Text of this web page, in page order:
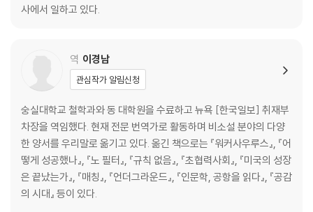
21 매의 눈 ‘쉐량’
22 재현된 아름다움, 둥관 캠퍼스
23 엿듣는 국가
24 인질 외교
25 워털루
26 공판
27 환영받는 영웅
28 블랙 스완
사에서 일하고 있다.
역 이경남
관심작가 알림신청
숭실대학교 철학과와 동 대학원을 수료하고 뉴욕 [한국일보] 취재부
차장을 역임했다. 현재 전문 번역가로 활동하며 비소설 분야의 다양
한 양서를 우리말로 옮기고 있다. 옮긴 책으로는 『워커사우루스』, 『어
떻게 성공했나』, 『노 필터』, 『규칙 없음』, 『초협력사회』, 『미국의 성장
은 끝났는가』, 『매칭』, 『언더그라운드』, 『인문학, 공항을 읽다』, 『공감
의 시대』 등이 있다.